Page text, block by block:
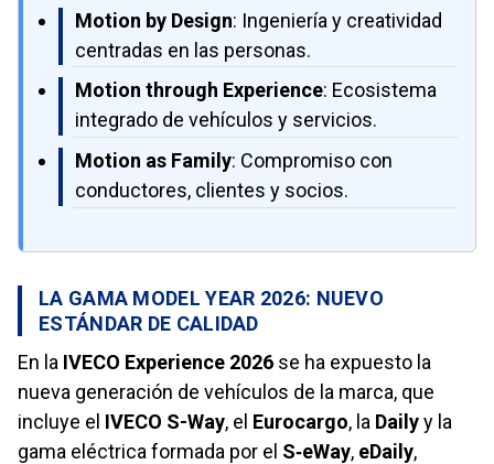
Motion by Design: Ingeniería y creatividad
centradas en las personas.
Motion through Experience: Ecosistema
integrado de vehículos y servicios.
Motion as Family: Compromiso con
conductores, clientes y socios.
LA GAMA MODEL YEAR 2026: NUEVO
ESTÁNDAR DE CALIDAD
En la IVECO Experience 2026 se ha expuesto la
nueva generación de vehículos de la marca, que
incluye el IVECO S-Way, el Eurocargo, la Dailyy la
gama eléctrica formada por el S‑eWay, eDaily,